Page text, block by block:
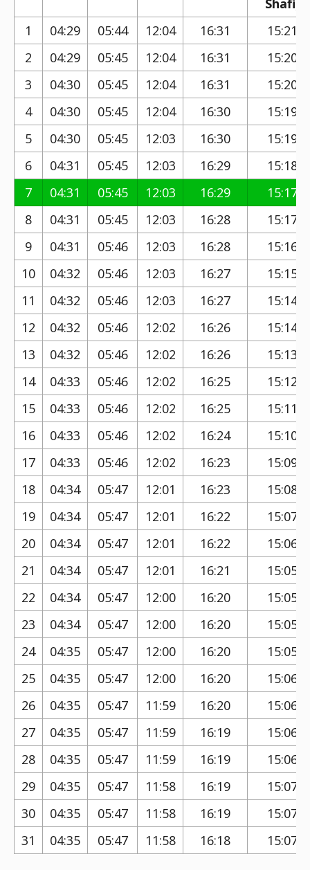
Shafi)
1
04:29 05:44 12:04 16:31
15:21
2
04:29 05:45 12:04 16:31
15:20
3
04:30 05:45 12:04 16:31
15:20
4
04:30 05:45 12:04 16:30
15:19
5
04:30 05:45 12:03 16:30
15:19
6
04:31 05:45 12:03 16:29
15:18
7
04:31 05:45 12:03 16:29
15:17
8
04:31 05:45 12:03 16:28
15:17
9
04:31 05:46 12:03 16:28
15:16
10
04:32 05:46 12:03 16:27
15:15
11
04:32 05:46 12:03 16:27
15:14
12
04:32 05:46 12:02 16:26
15:14
13
04:32 05:46 12:02 16:26
15:13
14
04:33 05:46 12:02 16:25
15:12
15
04:33 05:46 12:02 16:25
15:11
16
04:33 05:46 12:02 16:24
15:10
17
04:33 05:46 12:02 16:23
15:09
18
04:34 05:47 12:01 16:23
15:08
19
04:34 05:47 12:01 16:22
15:07
20
04:34 05:47 12:01 16:22
15:06
21
04:34 05:47 12:01 16:21
15:05
22
04:34 05:47 12:00 16:20
15:05
23
04:34 05:47 12:00 16:20
15:05
24
04:35 05:47 12:00 16:20
15:05
25
04:35 05:47 12:00 16:20
15:06
26
04:35 05:47 11:59 16:20
15:06
27
04:35 05:47 11:59 16:19
15:06
28
04:35 05:47 11:59 16:19
15:06
29
04:35 05:47 11:58 16:19
15:07
30
04:35 05:47 11:58 16:19
15:07
31
04:35 05:47 11:58 16:18 15:07